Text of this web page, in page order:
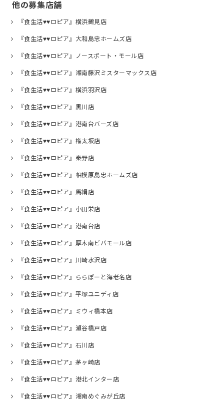
他の募集店舗
『食生活♥♥ロピア』横浜鶴見店
『食生活♥♥ロピア』大和島忠ホームズ店
『食生活♥♥ロピア』ノースポート・モール店
『食生活♥♥ロピア』湘南藤沢ミスターマックス店
『食生活♥♥ロピア』横浜羽沢店
『食生活♥♥ロピア』黒川店
『食生活♥♥ロピア』港南台バーズ店
『食生活♥♥ロピア』権太坂店
『食生活♥♥ロピア』秦野店
『食生活♥♥ロピア』相模原島忠ホームズ店
『食生活♥♥ロピア』馬絹店
『食生活♥♥ロピア』小田栄店
『食生活♥♥ロピア』港南台店
『食生活♥♥ロピア』厚木南ビバモール店
『食生活♥♥ロピア』川崎水沢店
『食生活♥♥ロピア』ららぽーと海老名店
『食生活♥♥ロピア』平塚ユニディ店
『食生活♥♥ロピア』ミウィ橋本店
『食生活♥♥ロピア』瀬谷橋戸店
『食生活♥♥ロピア』石川店
『食生活♥♥ロピア』茅ヶ崎店
『食生活♥♥ロピア』港北インター店
『食生活♥♥ロピア』湘南めぐみが丘店